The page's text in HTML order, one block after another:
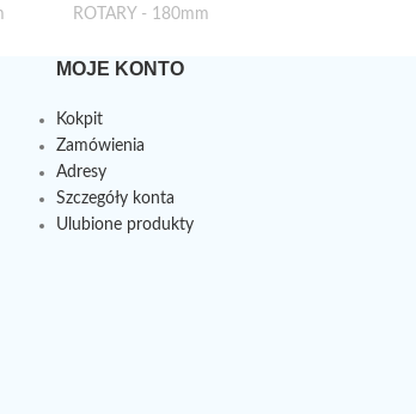
MOJE KONTO
Kokpit
Zamówienia
Adresy
Szczegóły konta
Ulubione produkty